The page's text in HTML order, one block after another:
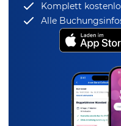
Komplett
Alle